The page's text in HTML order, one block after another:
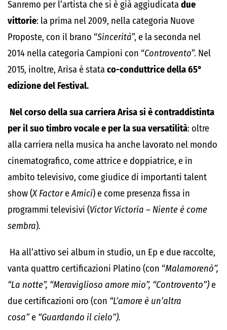
Sanremo per l’artista che si è già aggiudicata due
vittorie: la prima nel 2009, nella categoria Nuove
Proposte, con il brano “Sincerità”, e la seconda nel
2014 nella categoria Campioni con “Controvento”. Nel
2015, inoltre, Arisa è stata co-conduttrice della 65°
edizione del Festival.
Nel corso della sua carriera Arisa si è contraddistinta
per il suo timbro vocale e per la sua versatilità: oltre
alla carriera nella musica ha anche lavorato nel mondo
cinematografico, come attrice e doppiatrice, e in
ambito televisivo, come giudice di importanti talent
show (X FactoreAmici) e come presenza fissa in
programmi televisivi (Victor Victoria – Niente è come
sembra).
Ha all’attivo sei album in studio, un Ep e due raccolte,
vanta quattro certificazioni Platino (con “Malamorenò”,
“La notte”, “Meraviglioso amore mio”, “Controvento”) e
due certificazioni oro (con “L’amore è un’altra
cosa”e “Guardando il cielo”).